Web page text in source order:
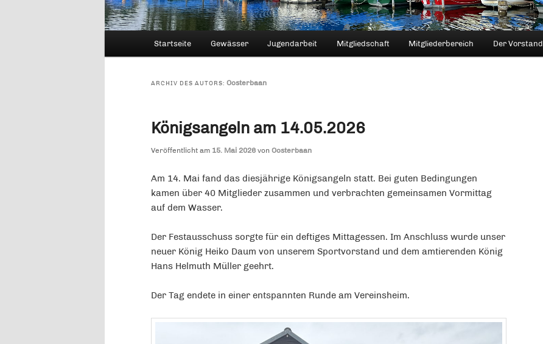
Startseite Gewässer Jugendarbeit Mitgliedschaft Mitgliederbereich Der Vorstand
ARCHIV DES AUTORS: Oosterbaan
Königsangeln am 14.05.2026
Veröffentlicht am 15. Mai 2026 von Oosterbaan
Am 14. Mai fand das diesjährige Königsangeln statt. Bei guten Bedingungen
kamen über 40 Mitglieder zusammen und verbrachten gemeinsamen Vormittag
auf dem Wasser.
Der Festausschuss sorgte für ein deftiges Mittagessen. Im Anschluss wurde unser
neuer König Heiko Daum von unserem Sportvorstand und dem amtierenden König
Hans Helmuth Müller geehrt.
Der Tag endete in einer entspannten Runde am Vereinsheim.